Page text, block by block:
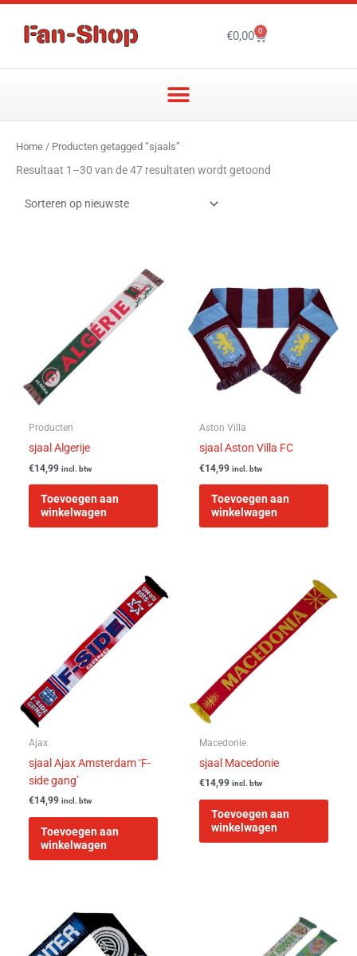
Ga
€0,00 0
Winkelwagen
Home / Producten getagged “sjaals”
Resultaat 1–30 van de 47 resultaten wordt getoond
Producten
sjaal Algerije
€14,99 incl. btw
Toevoegen aan
winkelwagen
Aston Villa
sjaal Aston Villa FC
€14,99 incl. btw
Toevoegen aan
winkelwagen
Ajax
sjaal Ajax Amsterdam ‘F-
side gang’
€14,99 incl. btw
Toevoegen aan
winkelwagen
Macedonie
sjaal Macedonie
€14,99 incl. btw
Toevoegen aan
winkelwagen